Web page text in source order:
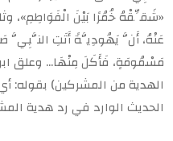
«شَقِّقْهُ خُمُرًا بَيْنَ الْفَوَاطِمِ»،
عَنْهُ، أَنَّ يَهُودِيَّةً أَتَتِ النَّبِيَّ
مَسْمُومَةٍ، فَأَكَلَ مِنْهَا… وعلق
الهدية من المشركين) بقوله:
الحديث الوارد في رد هدية